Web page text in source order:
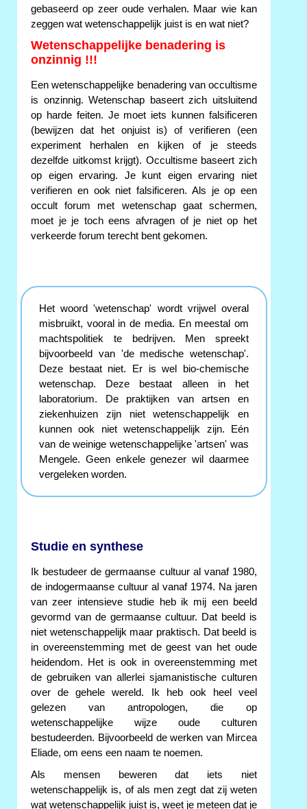
gebaseerd op zeer oude verhalen. Maar wie kan
zeggen wat wetenschappelijk juist is en wat niet?
Wetenschappelijke benadering is
onzinnig !!!
Een wetenschappelijke benadering van occultisme
is onzinnig. Wetenschap baseert zich uitsluitend
op harde feiten. Je moet iets kunnen falsificeren
(bewijzen dat het onjuist is) of verifieren (een
experiment herhalen en kijken of je steeds
dezelfde uitkomst krijgt). Occultisme baseert zich
op eigen ervaring. Je kunt eigen ervaring niet
verifieren en ook niet falsificeren. Als je op een
occult forum met wetenschap gaat schermen,
moet je je toch eens afvragen of je niet op het
verkeerde forum terecht bent gekomen.
Het woord 'wetenschap' wordt vrijwel overal
misbruikt, vooral in de media. En meestal om
machtspolitiek te bedrijven. Men spreekt
bijvoorbeeld van 'de medische wetenschap'.
Deze bestaat niet. Er is wel bio-chemische
wetenschap. Deze bestaat alleen in het
laboratorium. De praktijken van artsen en
ziekenhuizen zijn niet wetenschappelijk en
kunnen ook niet wetenschappelijk zijn. Eén
van de weinige wetenschappelijke 'artsen' was
Mengele. Geen enkele genezer wil daarmee
vergeleken worden.
Studie en synthese
Ik bestudeer de germaanse cultuur al vanaf 1980,
de indogermaanse cultuur al vanaf 1974. Na jaren
van zeer intensieve studie heb ik mij een beeld
gevormd van de germaanse cultuur. Dat beeld is
niet wetenschappelijk maar praktisch. Dat beeld is
in overeenstemming met de geest van het oude
heidendom. Het is ook in overeenstemming met
de gebruiken van allerlei sjamanistische culturen
over de gehele wereld. Ik heb ook heel veel
gelezen van antropologen, die op
wetenschappelijke wijze oude culturen
bestudeerden. Bijvoorbeeld de werken van Mircea
Eliade, om eens een naam te noemen.
Als mensen beweren dat iets niet
wetenschappelijk is, of als men zegt dat zij weten
wat wetenschappelijk juist is, weet je meteen dat je